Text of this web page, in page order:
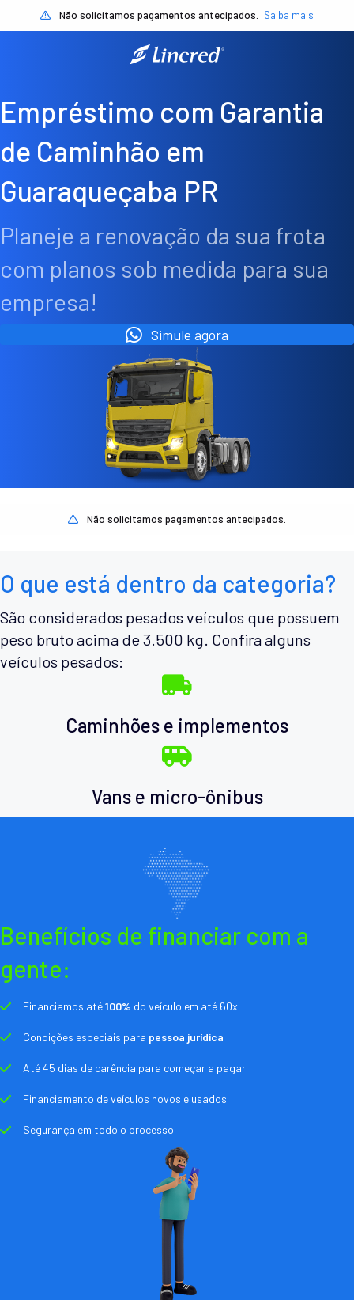
Não solicitamos pagamentos antecipados. Saiba mais
Empréstimo com Garantia
de Caminhão em
Guaraqueçaba PR
Planeje a renovação da sua frota
com planos sob medida para sua
empresa!
Simule agora
Não solicitamos pagamentos antecipados.
O que está dentro da categoria?
São considerados pesados veículos que possuem
peso bruto acima de 3.500 kg. Confira alguns
veículos pesados:
Caminhões e implementos
Vans e micro-ônibus
Benefícios de financiar com a
gente:
Financiamos até100% do veículo em até 60x
Condições especiais para pessoa jurídica
Até 45 dias de carência para começar a pagar
Financiamento de veículos novos e usados
Segurança em todo o processo